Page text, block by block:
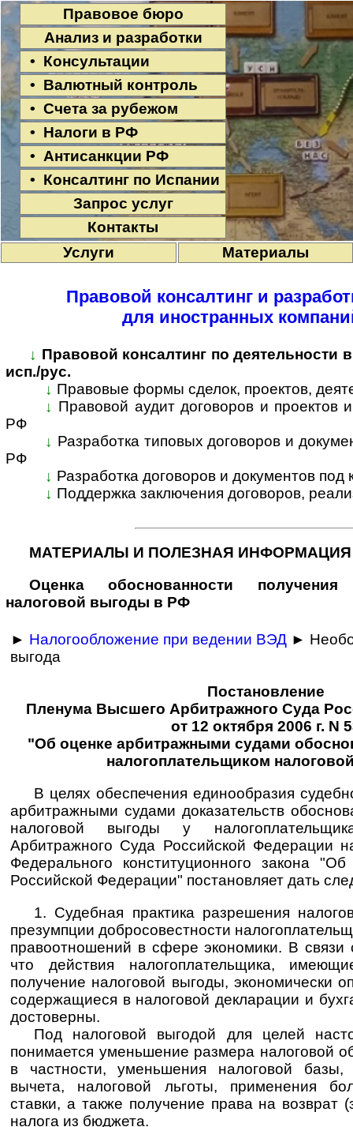
Правовое бюро
Анализ и разработки
• Консультации
• Валютный контроль
• Счета за рубежом
• Налоги в РФ
• Антисанкции РФ
• Консалтинг по Испании
Запрос услуг
Контакты
Услуги
Материалы
Правовой консалтинг и
для иностранных
↓ Правовой консалтинг по деятельности
исп./рус.
↓ Правовые формы сделок, проектов,
↓ Правовой аудит договоров и проектов
РФ
↓ Разработка типовых договоров и
РФ
↓ Разработка договоров и документов под
↓ Поддержка заключения договоров,
МАТЕРИАЛЫ И ПОЛЕЗНАЯ ИНФОРМАЦИЯ
Оценка обосно­ванности получения
налоговой выгоды в РФ
► Налогообложение при ведении ВЭД ►
выгода
Постановление
Пленума Высшего Арбитражного Суда
от 12 октября 2006 г. N
"Об оценке арбитражными судами
налогоплательщиком
В целях обеспечения единообразия
арбитражными судами доказательств
налоговой выгоды у
Арбитражного Суда Российской Федерации
Федерального конституционного закона
Российской Федерации" постановляет дать
1. Судебная практика разрешения
презумпции добросовестности
правоотношений в сфере экономики. В связи
что действия налогоплательщика,
получение налоговой выгоды, экономически
содержащиеся в налоговой декларации и
достоверны.
Под налоговой выгодой для целей
понимается уменьшение размера налоговой
в частности, уменьшения налоговой базы,
вычета, налоговой льготы, применения
ставки, а также получение права на возврат
налога из бюджета.